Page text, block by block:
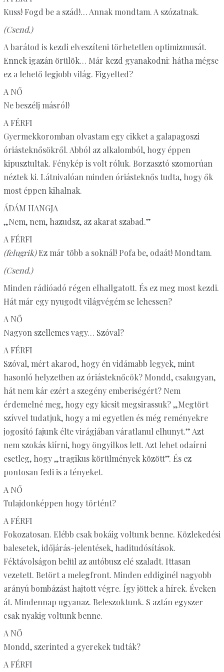
Kuss! Fogd be a szád!… Annak mondtam. A szózatnak.
(Csend.)
A barátod is kezdi elveszíteni törhetetlen optimizmusát.
Ennek igazán örülök… Már kezd gyanakodni: hátha mégse
ez a lehető legjobb világ. Figyelted?
A NŐ
Ne beszélj másról!
A FÉRFI
Gyermekkoromban olvastam egy cikket a galapagoszi
óriásteknősökről. Abból az alkalomból, hogy éppen
kipusztultak. Fénykép is volt róluk. Borzasztó szomorúan
néztek ki. Látnivalóan minden óriásteknős tudta, hogy ők
most éppen kihalnak.
ÁDÁM HANGJA
„Nem, nem, hazudsz, az akarat szabad.”
A FÉRFI
(felugrik)Ez már több a soknál! Pofa be, odaát! Mondtam.
(Csend.)
Minden rádióadó régen elhallgatott. És ez meg most kezdi.
Hát már egy nyugodt világvégém se lehessen?
A NŐ
Nagyon szellemes vagy… Szóval?
A FÉRFI
Szóval, mért akarod, hogy én vidámabb legyek, mint
hasonló helyzetben az óriásteknőcök? Mondd, csakugyan,
hát nem kár ezért a szegény emberiségért? Nem
érdemelné meg, hogy egy kicsit megsirassuk? „Megtört
szívvel tudatjuk, hogy a mi egyetlen és még reményekre
jogosító fajunk élte virágjában váratlanul elhunyt.” Azt
nem szokás kiírni, hogy öngyilkos lett. Azt lehet odaírni
esetleg, hogy „tragikus körülmények között”. És ez
pontosan fedi is a tényeket.
A NŐ
Tulajdonképpen hogy történt?
A FÉRFI
Fokozatosan. Elébb csak bokáig voltunk benne. Közlekedési
balesetek, időjárás-jelentések, haditudósítások.
Féktávolságon belül az autóbusz elé szaladt. Ittasan
vezetett. Betört a melegfront. Minden eddiginél nagyobb
arányú bombázást hajtott végre. Így jöttek a hírek. Éveken
át. Mindennap ugyanaz. Beleszoktunk. S aztán egyszer
csak nyakig voltunk benne.
A NŐ
Mondd, szerinted a gyerekek tudták?
A FÉRFI